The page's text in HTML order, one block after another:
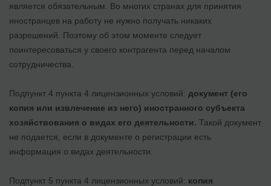
является обязательным. Во многих странах для принятия
иностранцев на работу не нужно получать никаких
разрешений. Поэтому об этом моменте следует
поинтересоваться у своего контрагента перед началом
сотрудничества.
Подпункт 4 пункта 4 лицензионных условий: документ (его
копия или извлечение из него) иностранного субъекта
хозяйствования о видах его деятельности. Такой документ
не подается, если в документе о регистрации есть
информация о видах деятельности.
Подпункт 5 пункта 4 лицензионных условий: копия